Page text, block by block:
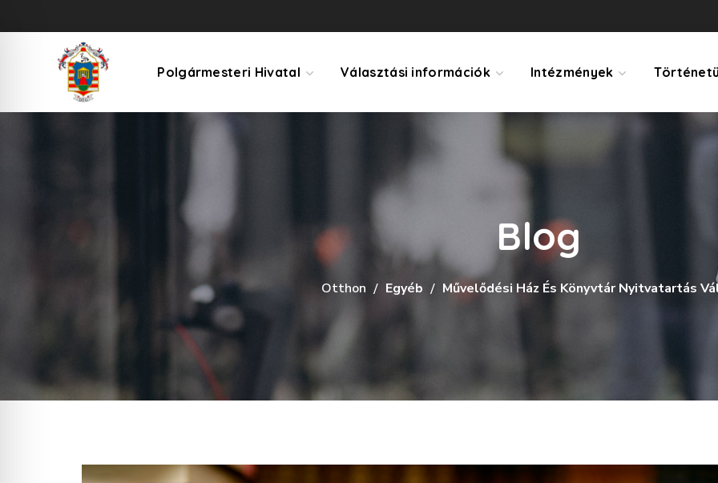
Polgármesteri Hivatal Választási információk Intézmények
Blog
Otthon Egyéb Művelődési Ház És Könyvtár Nyitvatartás